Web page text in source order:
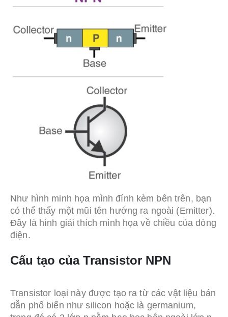
Như hình minh họa mình đính kèm bên trên, bạn
có thể thấy một mũi tên hướng ra ngoài (Emitter).
Đây là hình giải thích minh họa về chiều của dòng
điện.
Cấu tạo của Transistor NPN
Transistor loại này được tạo ra từ các vật liệu bán
dẫn phổ biến như silicon hoặc là germanium,